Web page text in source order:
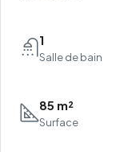
1
Salle de bain
85 m²
Surface